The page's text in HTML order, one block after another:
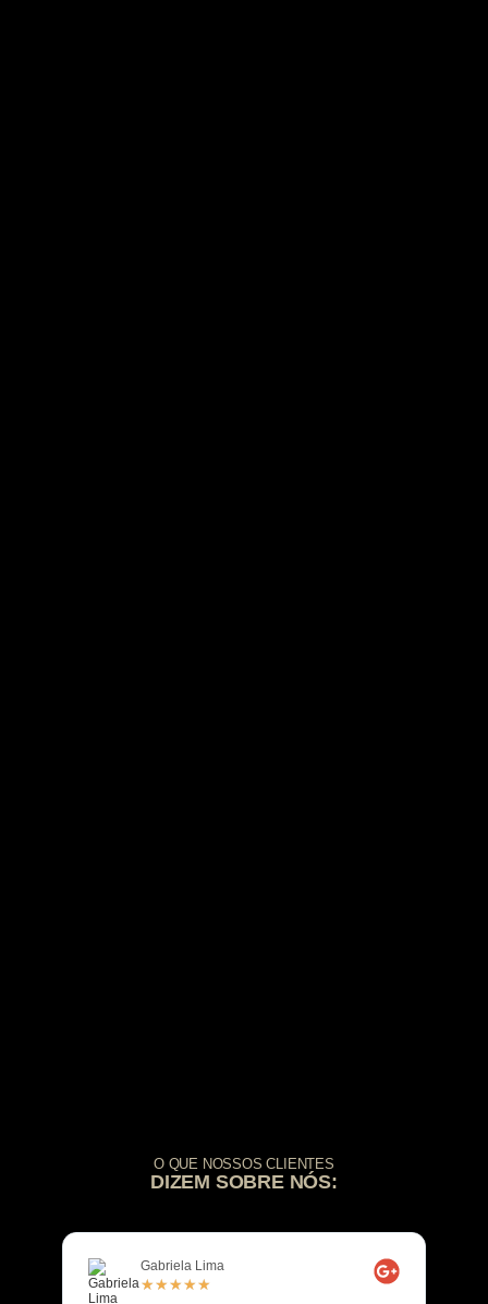
O QUE NOSSOS CLIENTES
DIZEM SOBRE NÓS:
Gabriela Lima
☆☆☆☆☆